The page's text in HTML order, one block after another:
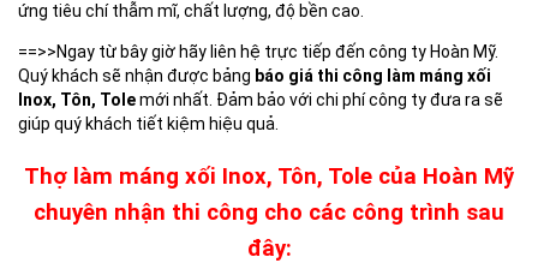
ứng tiêu chí thẫm mĩ, chất lượng, độ bền cao.
==>>Ngay từ bây giờ hãy liên hệ trực tiếp đến công ty Hoàn Mỹ.
Quý khách sẽ nhận được bảng báo giá thi công làm máng xối
Inox, Tôn, Tolemới nhất. Đảm bảo với chi phí công ty đưa ra sẽ
giúp quý khách tiết kiệm hiệu quả.
Thợ làm máng xối Inox, Tôn, Tole của Hoàn Mỹ
chuyên nhận thi công cho các công trình sau
đây: